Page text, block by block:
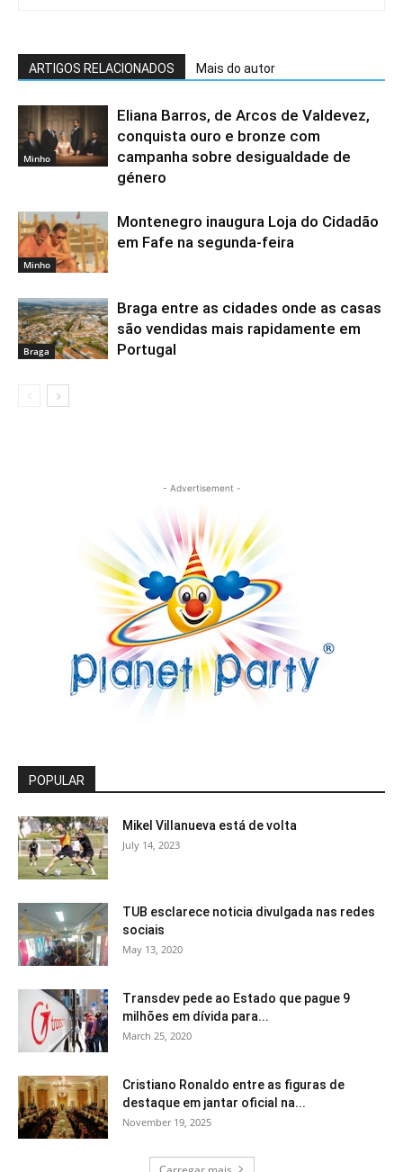
ARTIGOS RELACIONADOS Mais do autor
Minho
Eliana Barros, de Arcos de Valdevez,
conquista ouro e bronze com
campanha sobre desigualdade de
género
Minho
Montenegro inaugura Loja do Cidadão
em Fafe na segunda-feira
Braga
Braga entre as cidades onde as casas
são vendidas mais rapidamente em
Portugal
- Advertisement -
POPULAR
Mikel Villanueva está de volta
July 14, 2023
TUB esclarece noticia divulgada nas redes
sociais
May 13, 2020
Transdev pede ao Estado que pague 9
milhões em dívida para...
March 25, 2020
Cristiano Ronaldo entre as figuras de
destaque em jantar oficial na...
November 19, 2025